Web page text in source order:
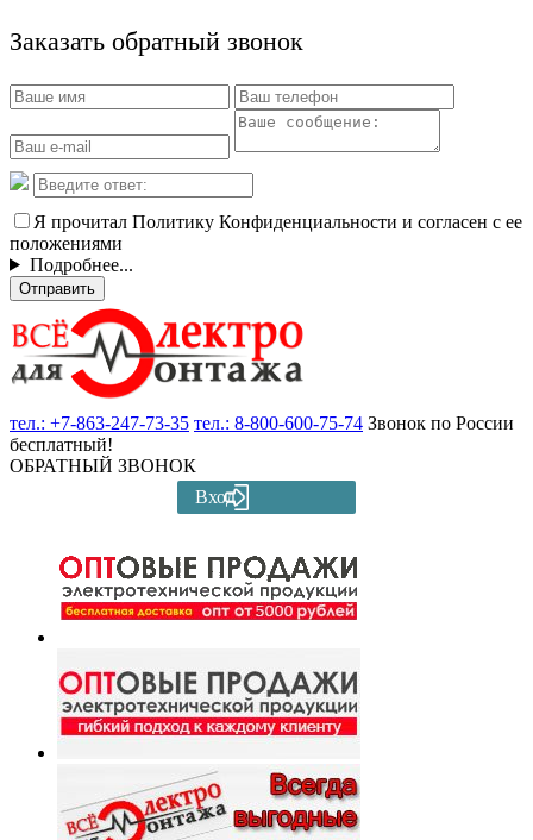
Заказать обратный звонок
Я прочитал Политику Конфиденциальности и согласен с ее
положениями
Подробнее...
Отправить
тел.: +7-863-247-73-35 тел.: 8-800-600-75-74 Звонок по России
бесплатный!
ОБРАТНЫЙ ЗВОНОК
Вход